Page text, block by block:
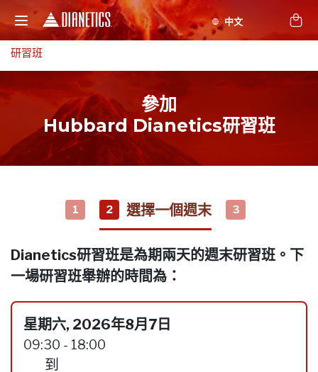
研習班
參加
Hubbard Dianetics研習班
1 2 選擇一個週末 3
Dianetics研習班是為期兩天的週末研習班。下
一場研習班舉辦的時間為：
星期六, 2026年8月7日
09:30 - 18:00
到